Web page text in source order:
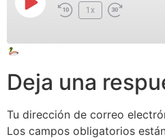
1x
Apple Podcasts
iVoox
RSS FEED
Deja una
Tu dirección de correo
Los campos obligatorios